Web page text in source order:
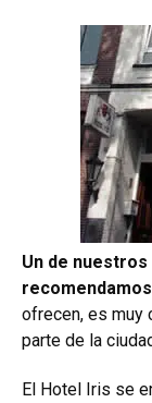
Un de
ofrecen, es muy
parte de la
El Hotel Iris se